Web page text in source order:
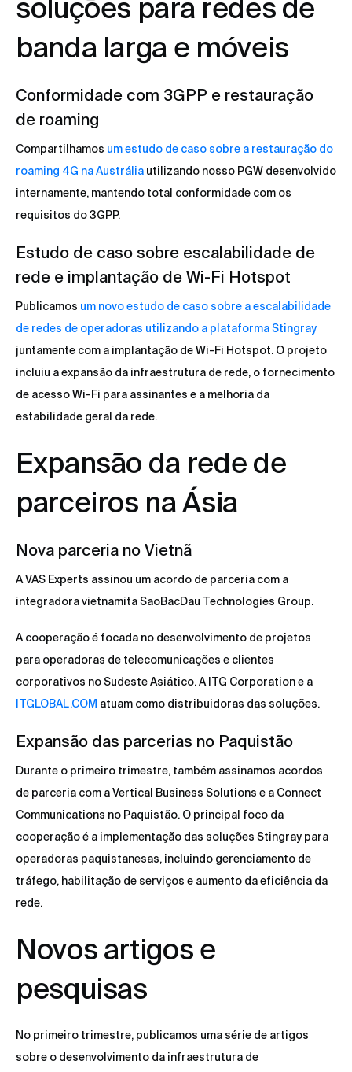
soluções para redes de
banda larga e móveis
Conformidade com 3GPP e restauração
de roaming
Compartilhamos um estudo de caso sobre a restauração do
roaming 4G na Austrália utilizando nosso PGW desenvolvido
internamente, mantendo total conformidade com os
requisitos do 3GPP.
Estudo de caso sobre escalabilidade de
rede e implantação de Wi-Fi Hotspot
Publicamos um novo estudo de caso sobre a escalabilidade
de redes de operadoras utilizando a plataforma Stingray
juntamente com a implantação de Wi-Fi Hotspot. O projeto
incluiu a expansão da infraestrutura de rede, o fornecimento
de acesso Wi-Fi para assinantes e a melhoria da
estabilidade geral da rede.
Expansão da rede de
parceiros na Ásia
Nova parceria no Vietnã
A VAS Experts assinou um acordo de parceria com a
integradora vietnamita SaoBacDau Technologies Group.
A cooperação é focada no desenvolvimento de projetos
para operadoras de telecomunicações e clientes
corporativos no Sudeste Asiático. A ITG Corporation e a
ITGLOBAL.COM atuam como distribuidoras das soluções.
Expansão das parcerias no Paquistão
Durante o primeiro trimestre, também assinamos acordos
de parceria com a Vertical Business Solutions e a Connect
Communications no Paquistão. O principal foco da
cooperação é a implementação das soluções Stingray para
operadoras paquistanesas, incluindo gerenciamento de
tráfego, habilitação de serviços e aumento da eficiência da
rede.
Novos artigos e
pesquisas
No primeiro trimestre, publicamos uma série de artigos
sobre o desenvolvimento da infraestrutura de